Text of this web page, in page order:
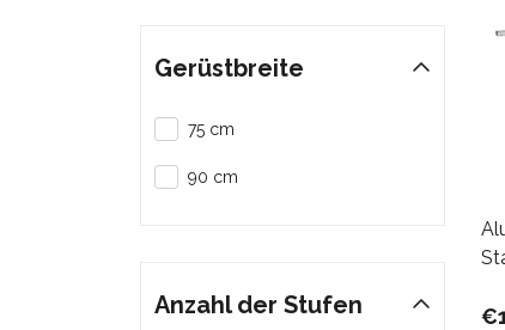
Gerüstbreite
75 cm
90 cm
Anzahl der Stufen